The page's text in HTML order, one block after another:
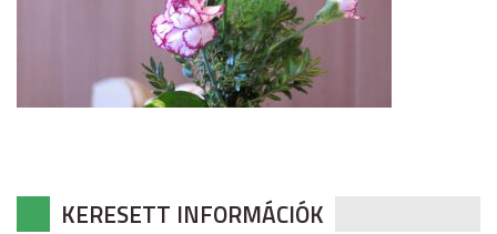
KERESETT INFORMÁCIÓK